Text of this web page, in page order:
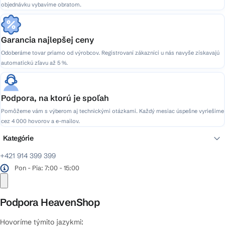
objednávku vybavíme obratom.
Garancia najlepšej ceny
Odoberáme tovar priamo od výrobcov. Registrovaní zákazníci u nás navyše získavajú
automatickú zľavu až 5 %.
Podpora, na ktorú je spoľah
Pomôžeme vám s výberom aj technickými otázkami. Každý mesiac úspešne vyriešime
cez 4 000 hovorov a e-mailov.
+421 914 399 399
Pon - Pia: 7:00 - 15:00
Podpora HeavenShop
Hovoríme týmito jazykmi:
Kategórie